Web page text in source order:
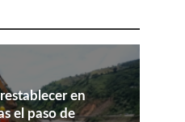
en
el paso de